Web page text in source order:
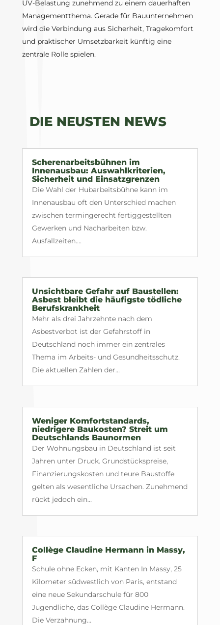
UV-Belastung zunehmend zu einem dauerhaften
Managementthema. Gerade für Bauunternehmen
wird die Verbindung aus Sicherheit, Tragekomfort
und praktischer Umsetzbarkeit künftig eine
zentrale Rolle spielen.
DIE NEUSTEN NEWS
Scherenarbeitsbühnen im
Innenausbau: Auswahlkriterien,
Sicherheit und Einsatzgrenzen
Die Wahl der Hubarbeitsbühne kann im
Innenausbau oft den Unterschied machen
zwischen termingerecht fertiggestellten
Gewerken und Nacharbeiten bzw.
Ausfallzeiten....
Unsichtbare Gefahr auf Baustellen:
Asbest bleibt die häufigste tödliche
Berufskrankheit
Mehr als drei Jahrzehnte nach dem
Asbestverbot ist der Gefahrstoff in
Deutschland noch immer ein zentrales
Thema im Arbeits- und Gesundheitsschutz.
Die aktuellen Zahlen der...
Weniger Komfortstandards,
niedrigere Baukosten? Streit um
Deutschlands Baunormen
Der Wohnungsbau in Deutschland ist seit
Jahren unter Druck. Grundstückspreise,
Finanzierungskosten und teure Baustoffe
gelten als wesentliche Ursachen. Zunehmend
rückt jedoch ein...
Collège Claudine Hermann in Massy,
F
Schule ohne Ecken, mit Kanten In Massy, 25
Kilometer südwestlich von Paris, entstand
eine neue Sekundarschule für 800
Jugendliche, das Collège Claudine Hermann.
Die Verzahnung...